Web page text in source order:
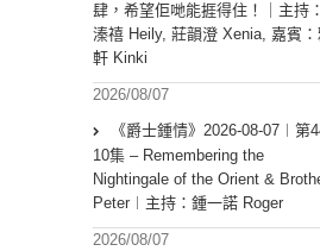
肆，希望佢哋能捱得住！｜主持
溱禧 Heily, 莊韻澄 Xenia, 嘉賓
軒 Kinki
2026/08/07
《爵士鍾情》2026-08-07︱第
10集 – Remembering the
Nightingale of the Orient &
Peter︱主持：鍾一諾 Roger
2026/08/07